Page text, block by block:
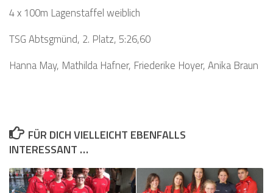
4 x 100m Lagenstaffel weiblich
TSG Abtsgmünd, 2. Platz, 5:26,60
Hanna May, Mathilda Hafner, Friederike Hoyer, Anika Braun
FÜR DICH VIELLEICHT EBENFALLS
INTERESSANT …